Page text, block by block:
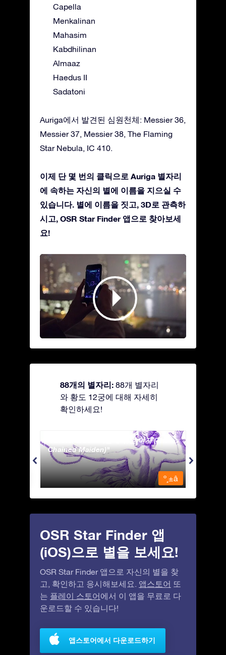
Capella
Menkalinan
Mahasim
Kabdhilinan
Almaaz
Haedus II
Sadatoni
Auriga에서 발견된 심원천체: Messier 36,
Messier 37, Messier 38, The Flaming
Star Nebula, IC 410.
이제 단 몇 번의 클릭으로 Auriga 별자리
에 속하는 자신의 별에 이름을 지으실 수
있습니다. 별에 이름을 짓고, 3D로 관측하
시고, OSR Star Finder 앱으로 찾아보세
요!
88개의 별자리: 88개 별자리
와 황도 12궁에 대해 자세히
확인하세요!
Andromeda - 사슬에 묶인 여자 (The
Chained Maiden)
º¸±â
OSR Star Finder 앱
(iOS)으로 별을 보세요!
OSR Star Finder 앱으로 자신의 별을 찾
고, 확인하고 응시해보세요. 앱스토어 또
는 플레이 스토어에서 이 앱을 무료로 다
운로드할 수 있습니다!
앱스토어에서 다운로드하기